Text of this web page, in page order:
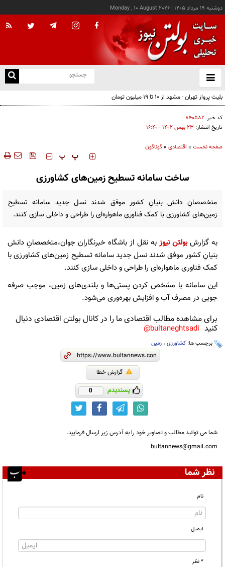
دوشنبه ۱۹ مرداد ۱۴۰۵ |
Monday , 10 August 2026
باز
و
بلیت پرواز تهران - مشهد از ۱۰ تا ۱۹ میلیون تومان
کد خبر: ۸۴۰۵۸۲
تاریخ انتشار: ۲۳ بهمن ۱۴۰۲ - ۱۶:۴۰
صفحه نخست » اقتصادی »گوناگون
‍‍‍ پ پ
ساخت سامانه تسطیح زمین‌های کشاورزی
متخصصانِ دانش بنیانِ کشور موفق شدند نسل جدید سامانه تسطیح
زمین‌های کشاورزی با کمک فناوری ماهواره‌ای را طراحی و داخلی سازی کنند.
به گزارشبولتن نیوز به نقل از باشگاه خبرنگاران جوان،متخصصانِ دانش
بنیانِ کشور موفق شدند نسل جدید سامانه تسطیح زمین‌های کشاورزی با
کمک فناوری ماهواره‌ای را طراحی و داخلی سازی کنند.
این سامانه با مشخص کردن پستی‌ها و بلندی‌های زمین، موجب صرفه
جویی در مصرف آب و افزایش بهره‌وری می‌شود.
برای مشاهده مطالب اقتصادی ما را در کانال بولتن اقتصادی دنبال
کنید bultaneghtsadi@
برچسب ها: کشاورزی ، زمین
گزارش خطا
پسندیدم 0
شما می توانید مطالب و تصاویر خود را به آدرس زیر ارسال فرمایید.
bultannews@gmail.com
نظر شما
نام
ایمیل
* نظر